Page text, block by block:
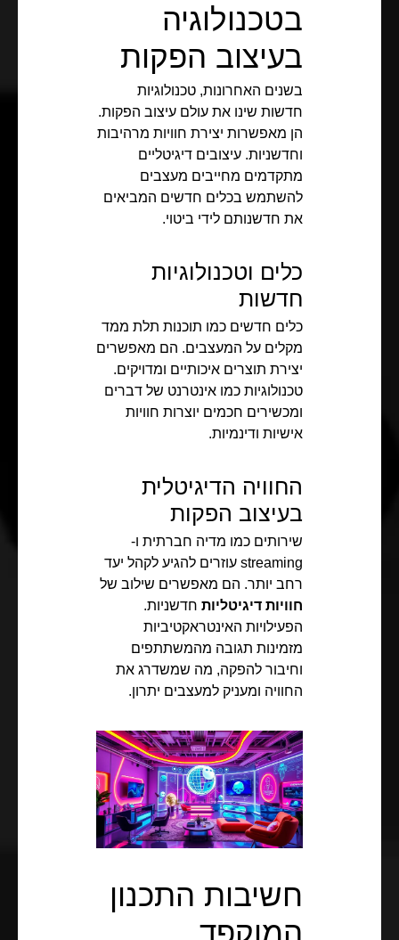
בטכנולוגיה
בעיצוב הפקות
בשנים האחרונות, טכנולוגיות
חדשות שינו את עולם עיצוב הפקות.
הן מאפשרות יצירת חוויות מרהיבות
וחדשניות. עיצובים דיגיטליים
מתקדמים מחייבים מעצבים
להשתמש בכלים חדשים המביאים
את חדשנותם לידי ביטוי.
כלים וטכנולוגיות
חדשות
כלים חדשים כמו תוכנות תלת ממד
מקלים על המעצבים. הם מאפשרים
יצירת תוצרים איכותיים ומדויקים.
טכנולוגיות כמו אינטרנט של דברים
ומכשירים חכמים יוצרות חוויות
אישיות ודינמיות.
החוויה הדיגיטלית
בעיצוב הפקות
שירותים כמו מדיה חברתית ו-
streaming עוזרים להגיע לקהל יעד
רחב יותר. הם מאפשרים שילוב של
חוויות דיגיטליות חדשניות.
הפעילויות האינטראקטיביות
מזמינות תגובה מהמשתתפים
וחיבור להפקה, מה שמשדרג את
החוויה ומעניק למעצבים יתרון.
חשיבות התכנון
המוקפד